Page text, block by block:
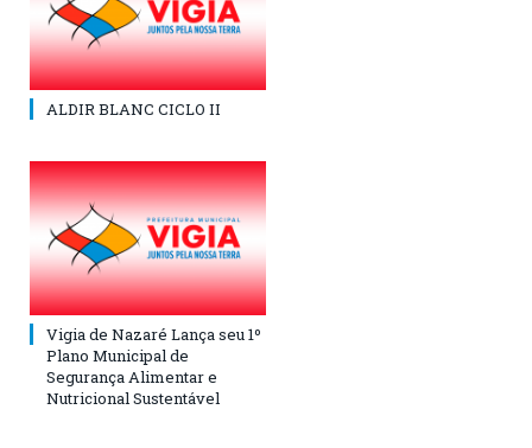
ALDIR BLANC CICLO II
Vigia de Nazaré Lança seu 1º
Plano Municipal de
Segurança Alimentar e
Nutricional Sustentável